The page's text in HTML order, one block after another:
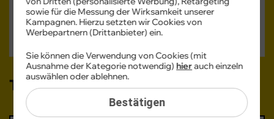
Verfügbarkeit -Sofort lieferbar
Mobiler WLAN-Router GRATIS
Auf Wunsch Handyversicherung ab 3,99 €
Tarif auswählen:
sowie für die Messung der Wirksamkeit unserer
Kampagnen. Hierzu setzten wir Cookies von
Werbepartnern (Drittanbieter) ein.
Sie können die Verwendung von Cookies (mit
Ausnahme der Kategorie notwendig)hierauch einzeln
auswählen oder ablehnen.
Bestätigen